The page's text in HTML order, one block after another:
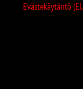
Evästekäytäntö